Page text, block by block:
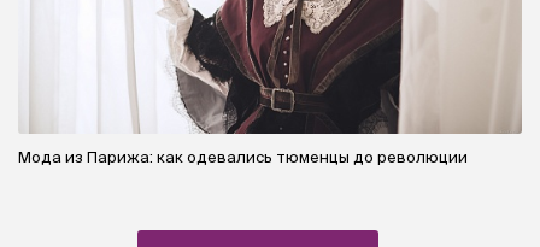
Мода из Парижа: как одевались тюменцы до революции